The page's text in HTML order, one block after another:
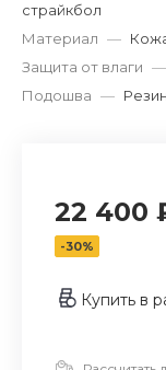
страйкбол
Материал —
Защита от влаги —
Подошва —
22 400
-30%
Купить в